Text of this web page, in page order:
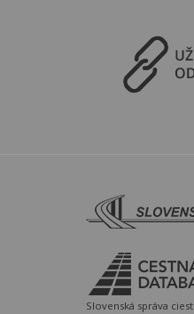
Slovenská správa ciest